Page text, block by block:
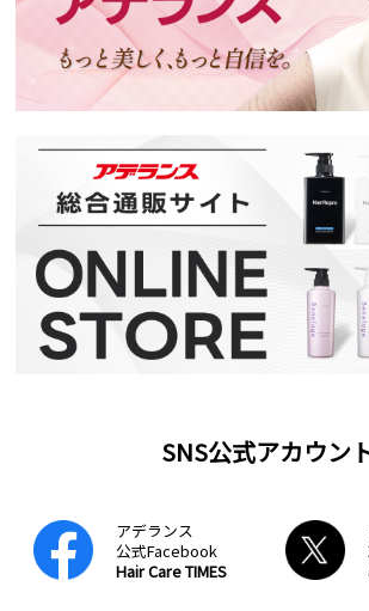
SNS公式アカウン
アデランス
公式Facebook
Hair Care TIMES